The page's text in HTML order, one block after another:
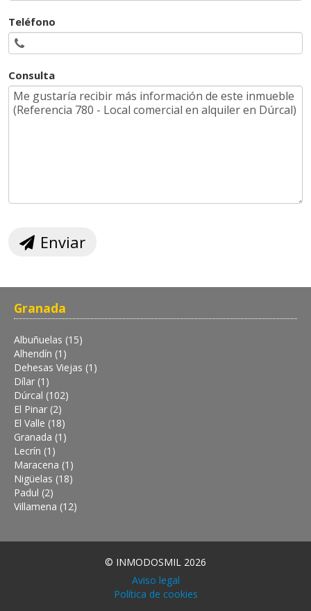
Teléfono
Consulta
Enviar
Granada
Albuñuelas (15)
Alhendín (1)
Dehesas Viejas (1)
Dílar (1)
Dúrcal (102)
El Pinar (2)
El Valle (18)
Granada (1)
Lecrín (1)
Maracena (1)
Nigüelas (18)
Padul (2)
Villamena (12)
© INMODOSMIL 2026
Aviso legal
Política de cookies